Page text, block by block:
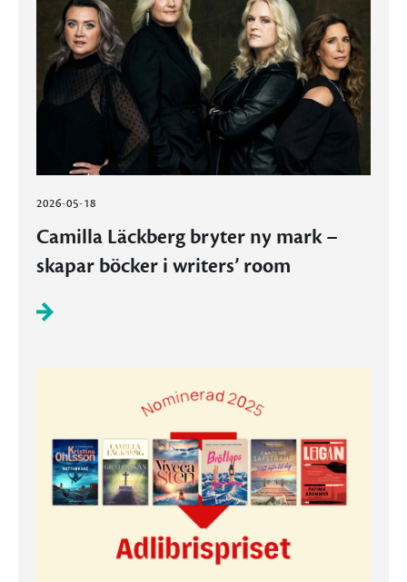
2026-05-18
Camilla Läckberg bryter ny mark –
skapar böcker i writers’ room